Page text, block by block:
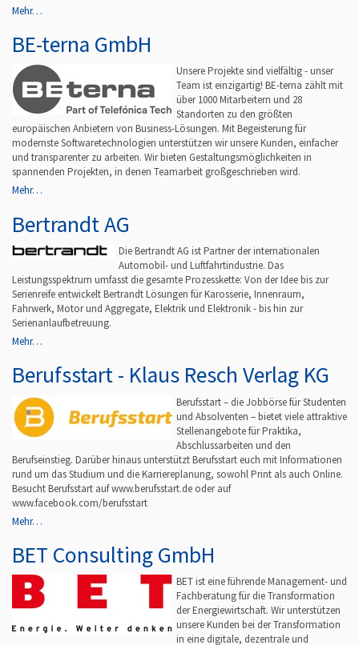
Mehr…
BE-terna GmbH
Unsere Projekte sind vielfältig - unser
Team ist einzigartig! BE-terna zählt mit
über 1000 Mitarbeitern und 28
Standorten zu den größten
europäischen Anbietern von Business-Lösungen. Mit Begeisterung für
modernste Softwaretechnologien unterstützen wir unsere Kunden, einfacher
und transparenter zu arbeiten. Wir bieten Gestaltungsmöglichkeiten in
spannenden Projekten, in denen Teamarbeit großgeschrieben wird.
Mehr…
Bertrandt AG
Die Bertrandt AG ist Partner der internationalen
Automobil- und Luftfahrtindustrie. Das
Leistungsspektrum umfasst die gesamte Prozesskette: Von der Idee bis zur
Serienreife entwickelt Bertrandt Lösungen für Karosserie, Innenraum,
Fahrwerk, Motor und Aggregate, Elektrik und Elektronik - bis hin zur
Serienanlaufbetreuung.
Mehr…
Berufsstart - Klaus Resch Verlag KG
Berufsstart – die Jobbörse für Studenten
und Absolventen – bietet viele attraktive
Stellenangebote für Praktika,
Abschlussarbeiten und den
Berufseinstieg. Darüber hinaus unterstützt Berufsstart euch mit Informationen
rund um das Studium und die Karriereplanung, sowohl Print als auch Online.
Besucht Berufsstart auf www.berufsstart.de oder auf
www.facebook.com/berufsstart
Mehr…
BET Consulting GmbH
BET ist eine führende Management- und
Fachberatung für die Transformation
der Energiewirtschaft. Wir unterstützen
unsere Kunden bei der Transformation
in eine digitale, dezentrale und